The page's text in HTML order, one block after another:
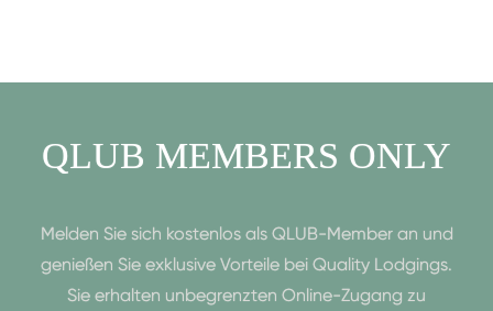
QLUB MEMBERS ONLY
Melden Sie sich kostenlos als QLUB-Member an und
genießen Sie exklusive Vorteile bei Quality Lodgings.
Sie erhalten unbegrenzten Online-Zugang zu